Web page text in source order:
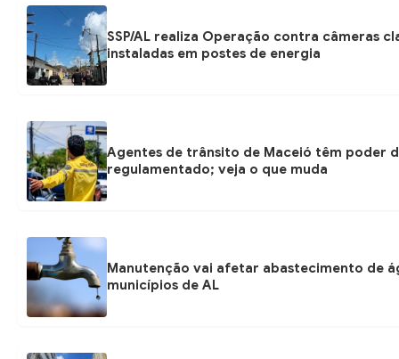
SSP/AL realiza Operação contra câmeras
instaladas em postes de energia
Agentes de trânsito de Maceió têm poder
regulamentado; veja o que muda
Manutenção vai afetar abastecimento de
municípios de AL